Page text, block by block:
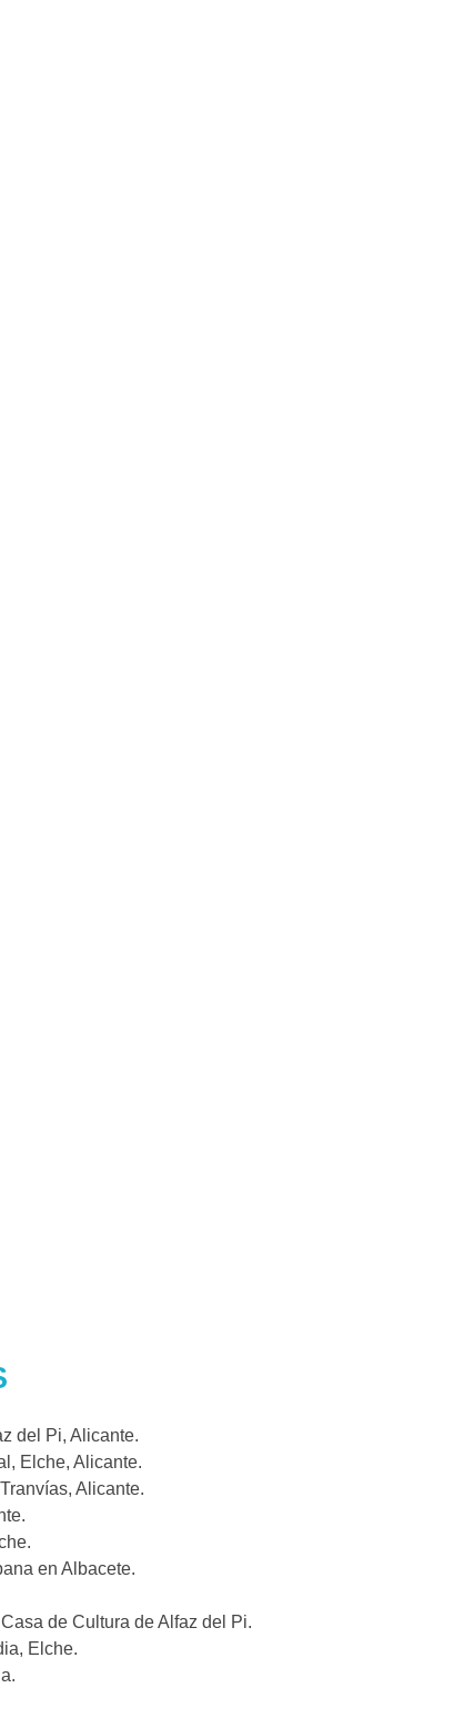
del Pi, Alicante.
Elche, Alicante.
Alicante.
en Albacete.
de Cultura de Alfaz del Pi.
Elche.